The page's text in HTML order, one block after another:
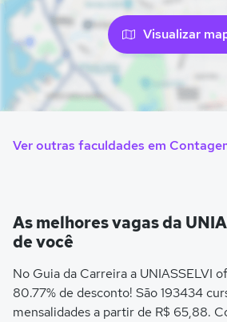
Visualizar
Ver outras faculdades em
As melhores vagas da
de você
No Guia da Carreira a UNIASSELVI
80.77% de desconto! São 193434
mensalidades a partir de R$ 65,88.